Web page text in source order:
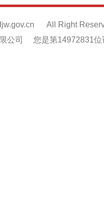
All Right
公司
您是第14972831位